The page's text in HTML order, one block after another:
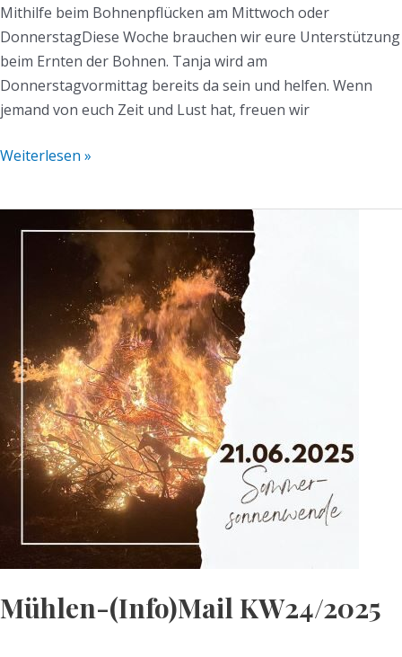
Mithilfe beim Bohnenpflücken am Mittwoch oder
DonnerstagDiese Woche brauchen wir eure Unterstützung
beim Ernten der Bohnen. Tanja wird am
Donnerstagvormittag bereits da sein und helfen. Wenn
jemand von euch Zeit und Lust hat, freuen wir
Weiterlesen »
Mühlen-(Info)Mail KW24/2025
(Info)Mail
KW24/2025